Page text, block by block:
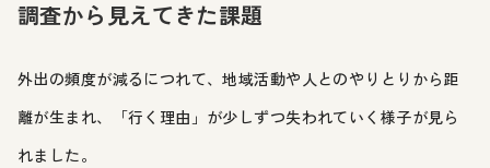
調査から見えてきた課題
外出の頻度が減るにつれて、地域活動や人とのやりとりから距
離が生まれ、「行く理由」が少しずつ失われていく様子が見ら
れました。